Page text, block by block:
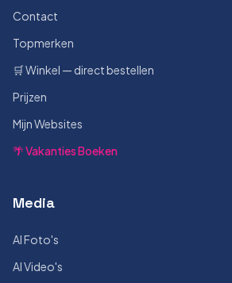
Contact
Topmerken
🛒 Winkel — direct bestellen
Prijzen
Mijn Websites
🌴 Vakanties Boeken
Media
AI Foto's
AI Video's